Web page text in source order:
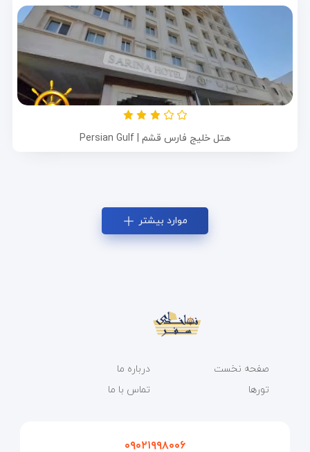
هتل خلیج فارس قشم | Persian Gulf
موارد بیشتر
صفحه نخست
تورها
درباره ما
تماس با ما
۰۹۰۲۱۹۹۸۰۰۶